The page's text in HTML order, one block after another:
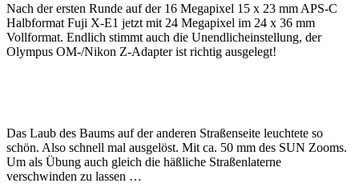
Nach der ersten Runde auf der 16 Megapixel 15 x 23 mm APS-C
Halbformat Fuji X-E1 jetzt mit 24 Megapixel im 24 x 36 mm
Vollformat. Endlich stimmt auch die Unendlicheinstellung, der
Olympus OM-/Nikon Z-Adapter ist richtig ausgelegt!
Das Laub des Baums auf der anderen Straßenseite leuchtete so
schön. Also schnell mal ausgelöst. Mit ca. 50 mm des SUN Zooms.
Um als Übung auch gleich die häßliche Straßenlaterne
verschwinden zu lassen …